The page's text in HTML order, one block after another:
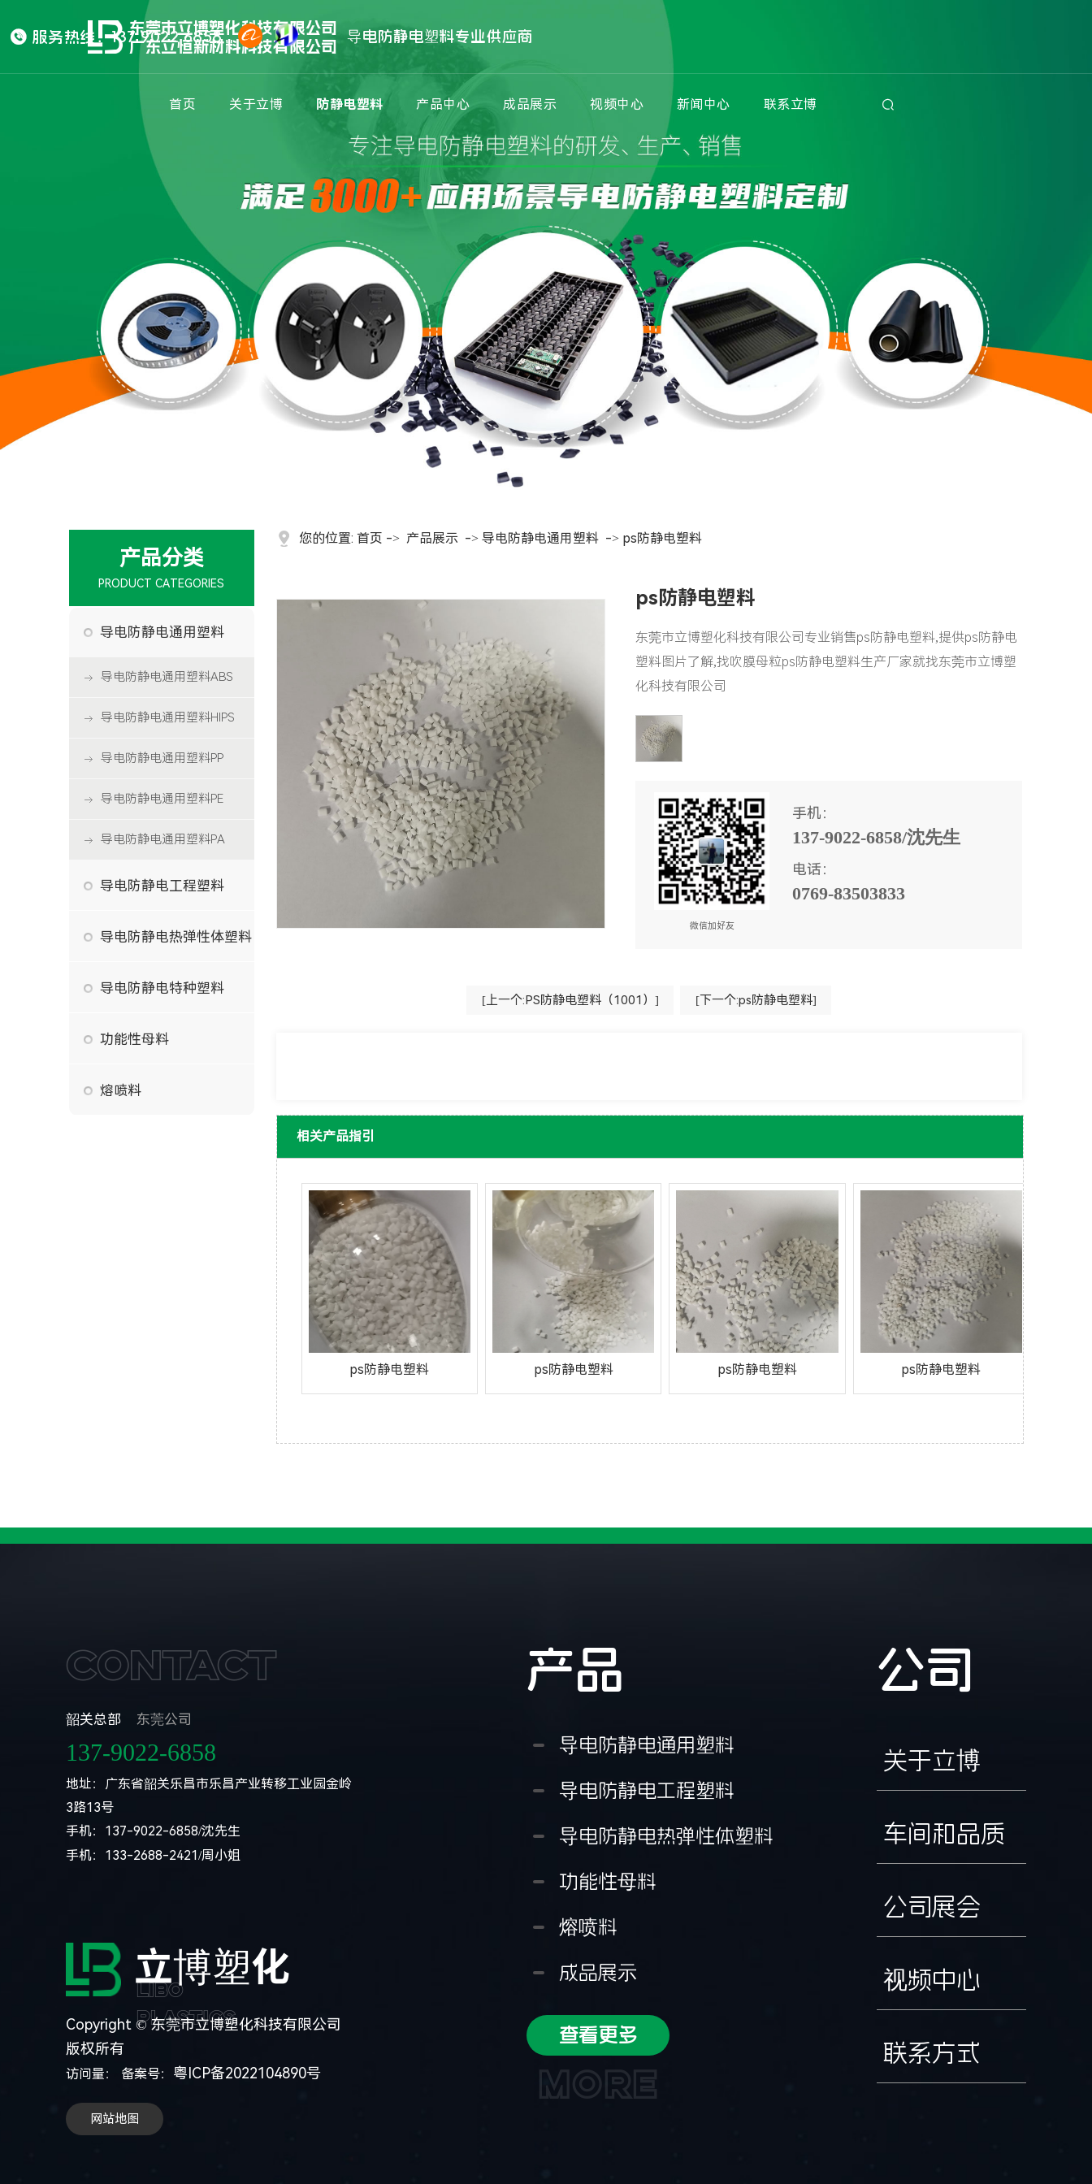
东莞市立博塑化科技有限公司
广东立恒新材料科技有限公司
导电防静电塑料专业供应商
 服务热线：137 9022 6858
首页 关于立博 防静电塑料 产品中心 成品展示 视频中心 新闻中心 联系立博 
产品分类
PRODUCT CATEGORIES
导电防静电通用塑料
导电防静电通用塑料ABS
导电防静电通用塑料HIPS
导电防静电通用塑料PP
导电防静电通用塑料PE
导电防静电通用塑料PA
导电防静电工程塑料
导电防静电热弹性体塑料
导电防静电特种塑料
功能性母料
熔喷料
您的位置: 首页 -> 产品展示 -> 导电防静电通用塑料-> ps防静电塑料
ps防静电塑料
东莞市立博塑化科技有限公司专业销售ps防静电塑料,提供ps防静电
塑料图片了解,找吹膜母粒ps防静电塑料生产厂家就找东莞市立博塑
化科技有限公司
微信加好友
手机：
137-9022-6858/沈先生
电话：
0769-83503833
[上一个:PS防静电塑料（1001）] [下一个:ps防静电塑料]
相关产品指引
ps防静电塑料 ps防静电塑料 ps防静电塑料 ps防静电塑料
Contact
韶关总部 东莞公司
137-9022-6858
地址：广东省韶关乐昌市乐昌产业转移工业园金岭
3路13号
手机：137-9022-6858/沈先生
手机：133-2688-2421/周小姐
立博塑化
LiBo
Plastics
Copyright © 东莞市立博塑化科技有限公司
版权所有
访问量： 备案号： 粤ICP备2022104890号
网站地图
公司
关于立博
车间和品质
公司展会
视频中心
联系方式
产品
导电防静电通用塑料
导电防静电工程塑料
导电防静电热弹性体塑料
功能性母料
熔喷料
成品展示
查看更多
MORE